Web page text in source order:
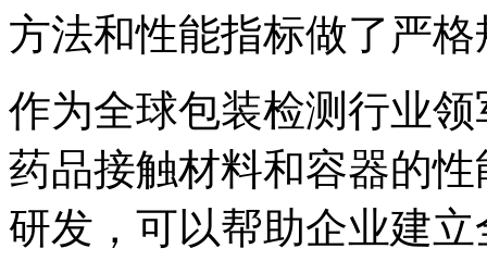
方法和性能指标做了严格
作为全球包装检测行业
药品接触材料和容器的
研发，可以帮助企业建